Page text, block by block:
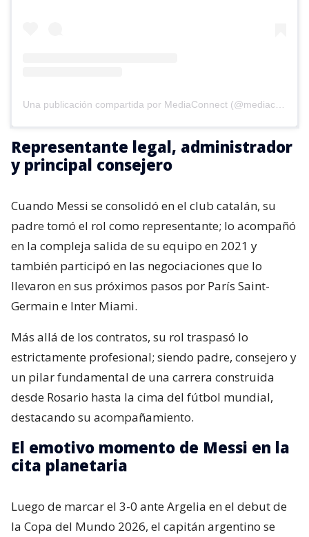
Representante legal, administrador
y principal consejero
Cuando Messi se consolidó en el club catalán, su
padre tomó el rol como representante; lo acompañó
en la compleja salida de su equipo en 2021 y
también participó en las negociaciones que lo
llevaron en sus próximos pasos por París Saint-
Germain e Inter Miami.
Más allá de los contratos, su rol traspasó lo
estrictamente profesional; siendo padre, consejero y
un pilar fundamental de una carrera construida
desde Rosario hasta la cima del fútbol mundial,
destacando su acompañamiento.
El emotivo momento de Messi en la
cita planetaria
Luego de marcar el 3-0 ante Argelia en el debut de
la Copa del Mundo 2026, el capitán argentino se